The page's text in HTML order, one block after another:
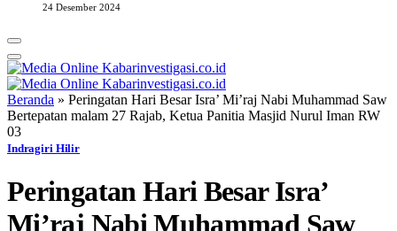
24 Desember 2024
Beranda » Peringatan Hari Besar Isra’ Mi’raj Nabi Muhammad Saw
Bertepatan malam 27 Rajab, Ketua Panitia Masjid Nurul Iman RW
03
Indragiri Hilir
Peringatan Hari Besar Isra’
Mi’raj Nabi Muhammad Saw